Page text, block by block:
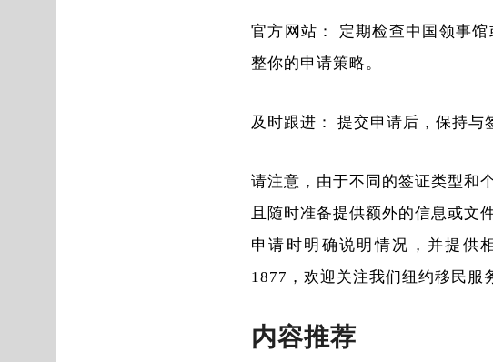
官方网站： 定期检查中国领事
整你的申请策略。
及时跟进： 提交申请后，保持与
请注意，由于不同的签证类型和
且随时准备提供额外的信息或文
申请时明确说明情况，并提供
1877，欢迎关注我们纽约移民服
内容推荐